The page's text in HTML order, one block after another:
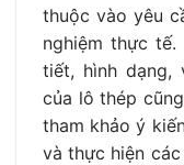
thuộc vào yêu
nghiệm thực
tiết, hình dạng,
của lô thép
tham khảo ý
và thực hiện